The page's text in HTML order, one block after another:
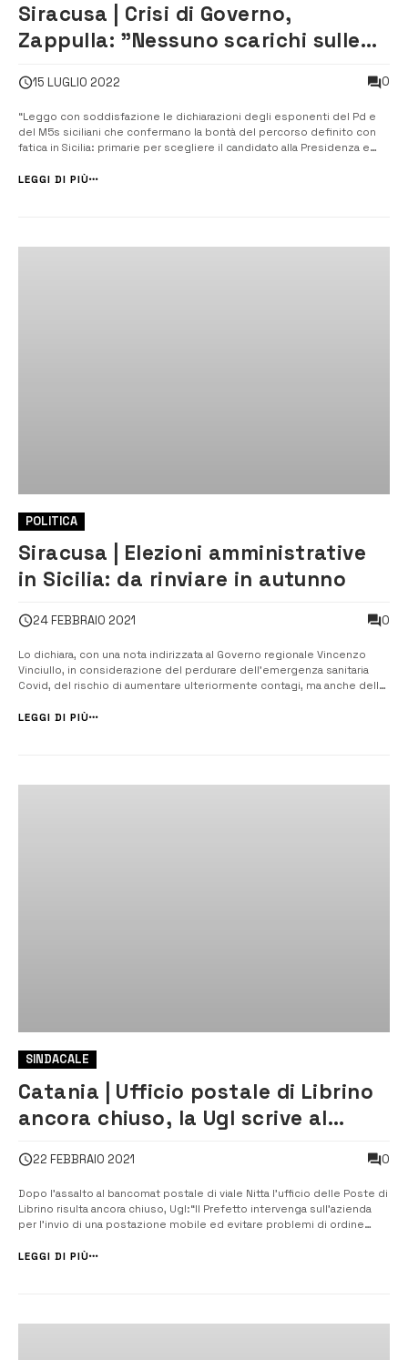
Siracusa | Crisi di Governo,
Zappulla: ”Nessuno scarichi sulle
divisioni
15 LUGLIO 2022 0
“Leggo con soddisfazione le dichiarazioni degli esponenti del Pd e
del M5s siciliani che confermano la bontà del percorso definito con
fatica in Sicilia: primarie per scegliere il candidato alla Presidenza e
riconoscono nella destra e nel governo Musumeci, per sconfiggere
LEGGI DI PIÙ
POLITICA
Siracusa | Elezioni amministrative
in Sicilia: da rinviare in autunno
24 FEBBRAIO 2021 0
Lo dichiara, con una nota indirizzata al Governo regionale Vincenzo
Vinciullo, in considerazione del perdurare dell’emergenza sanitaria
Covid, del rischio di aumentare ulteriormente contagi, ma anche delle
presente su tutto il territorio nazionale. [/] “Le elezioni amministrat...
LEGGI DI PIÙ
SINDACALE
Catania | Ufficio postale di Librino
ancora chiuso, la Ugl scrive al
22 FEBBRAIO 2021 0
Dopo l’assalto al bancomat postale di viale Nitta l’ufficio delle Poste di
Librino risulta ancora chiuso, Ugl:“Il Prefetto intervenga sull’azienda
per l’invio di una postazione mobile ed evitare problemi di ordine
Prefetto etneo per chiedere un urgente intervento dell’Uffi...
LEGGI DI PIÙ